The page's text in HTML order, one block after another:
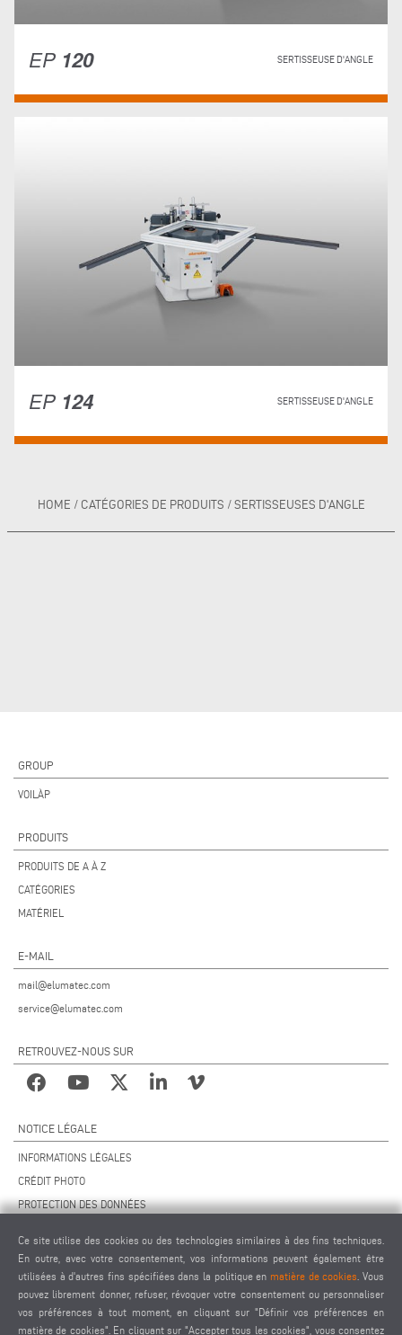
EP 120 SERTISSEUSE D'ANGLE
EP 124 SERTISSEUSE D'ANGLE
HOME / CATÉGORIES DE PRODUITS / SERTISSEUSES D'ANGLE
GROUP
VOILÀP
PRODUITS
PRODUITS DE A À Z
CATÉGORIES
MATÉRIEL
E-MAIL
mail@elumatec.com
service@elumatec.com
RETROUVEZ-NOUS SUR
NOTICE LÉGALE
INFORMATIONS LÉGALES
CRÉDIT PHOTO
PROTECTION DES DONNÉES
ACCORD DE TÉLÉMAINTENANCE
PARAMÈTRES DES COOKIES
CODE DE CONDUITE DES FOURNISSEURS
Ce site utilise des cookies ou des technologies similaires à des fins techniques.
En outre, avec votre consentement, vos informations peuvent également être
utilisées à d'autres fins spécifiées dans la politique en matière de cookies . Vous
pouvez librement donner, refuser, révoquer votre consentement ou personnaliser
vos préférences à tout moment, en cliquant sur "Définir vos préférences en
matière de cookies". En cliquant sur "Accepter tous les cookies", vous consentez